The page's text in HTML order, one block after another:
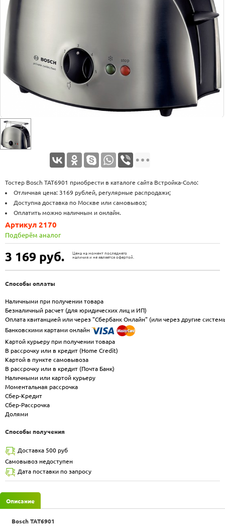
Оплата
Доставка
Услуги
обмен
Тостер Bosch TAT6901 приобрести в каталоге сайта Встройка-Соло:
Отличная цена: 3169 рублей, регулярные распродажи;
Доступна доставка по Москве или самовывоз;
Оплатить можно наличным и онлайн.
3 169 руб.
Цена на момент последнего
наличия и не является офертой.
Артикул 2170
Подберём аналог
Способы оплаты
Наличными при получении товара
Безналичный расчет (для юридических лиц и ИП)
Оплата квитанцией или через "Сбербанк Онлайн" (или через другие
Банковскими картами онлайн
Картой курьеру при получении товара
В рассрочку или в кредит (Home Credit)
Картой в пункте самовывоза
В рассрочку или в кредит (Почта Банк)
Наличными или картой курьеру
Моментальная рассрочка
Сбер-Кредит
Сбер-Рассрочка
Долями
Способы получения
Доставка 500 руб
Самовывоз недоступен
Дата поставки по запросу
Описание
Bosch TAT6901